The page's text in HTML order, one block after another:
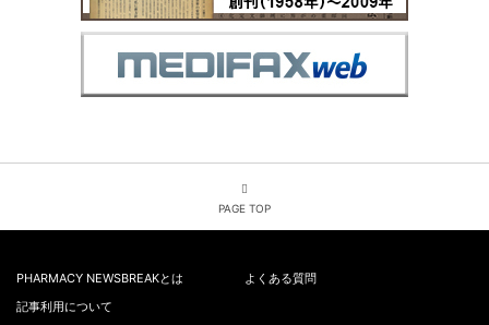
PAGE TOP
PHARMACY NEWSBREAKとは
よくある質問
記事利用について